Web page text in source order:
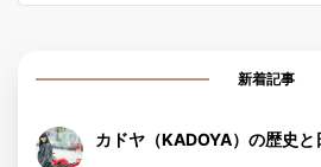
新着記事
カドヤ（KADOYA）の歴史